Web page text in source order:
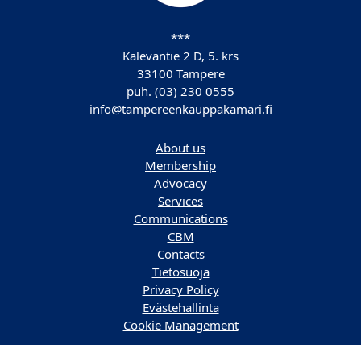
***
Kalevantie 2 D, 5. krs
33100 Tampere
puh. (03) 230 0555
info@tampereenkauppakamari.fi
About us
Membership
Advocacy
Services
Communications
CBM
Contacts
Tietosuoja
Privacy Policy
Evästehallinta
Cookie Management